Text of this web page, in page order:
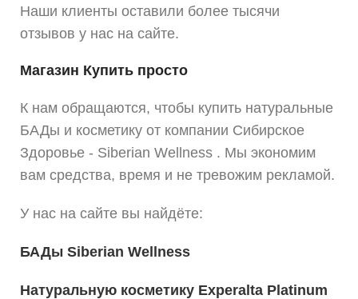
Наши клиенты оставили более тысячи
отзывов у нас на сайте.
Магазин Купить просто
К нам обращаются, чтобы купить натуральные
БАДы и косметику от компании Сибирское
Здоровье - Siberian Wellness . Мы экономим
вам средства, время и не тревожим рекламой.
У нас на сайте вы найдёте:
БАДы Siberian Wellness
Натуральную косметику Experalta Platinum